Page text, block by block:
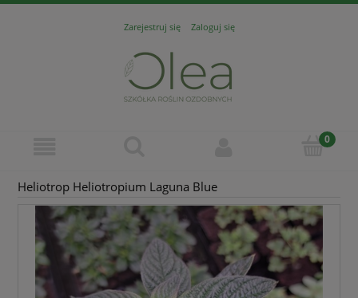
Zarejestruj się Zaloguj się
Heliotrop Heliotropium Laguna Blue